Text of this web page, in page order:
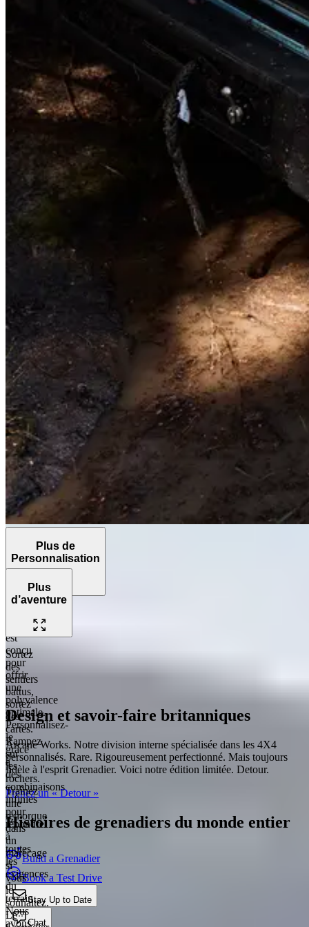
Plus de
Personnalisation
Grenadier
est
conçu
pour
offrir
une
polyvalence
optimale.
Personnalisez-
le
grâce
à
des
combinaisons
infinies
pour
répondre
à
toutes
les
exigences
du
terrain.
Nous
avons
Plus
d’aventure
Sortez
des
sentiers
battus,
sortez
des
cartes.
Rampez
sur
les
rochers.
Traînez
une
remorque
dans
un
marécage
si
vous
le
souhaitez.
Le
Design et savoir-faire britanniques
Arcane Works. Notre division interne spécialisée dans les 4X4
personnalisés. Rare. Rigoureusement perfectionné. Mais toujours
fidèle à l'esprit Grenadier. Voici notre édition limitée. Detour.
Prenez un « Detour »
Histoires de grenadiers du monde entier
Build a Grenadier
Book a Test Drive
Stay Up to Date
Chat